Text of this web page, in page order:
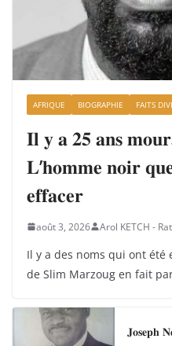
AFRIQUE BIOGRAPHIE FAITS
𝐈𝐥 𝐲 𝐚 𝟐𝟓 𝐚𝐧𝐬
𝐋’𝐡𝐨𝐦𝐦𝐞 𝐧𝐨𝐢𝐫
𝐞𝐟𝐟𝐚𝐜𝐞𝐫
août 3, 2026 Arol KETCH -
Il y a des noms qui ont été
de Slim Marzoug en fait
𝐉𝐨𝐬𝐞𝐩𝐡